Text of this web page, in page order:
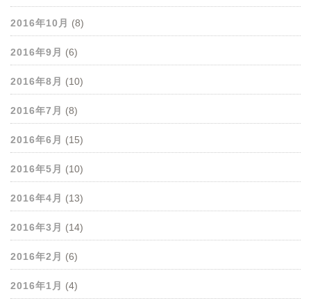
2016年10月 (8)
2016年9月 (6)
2016年8月 (10)
2016年7月 (8)
2016年6月 (15)
2016年5月 (10)
2016年4月 (13)
2016年3月 (14)
2016年2月 (6)
2016年1月 (4)